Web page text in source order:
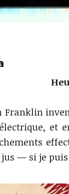
Franklin
et
— si je